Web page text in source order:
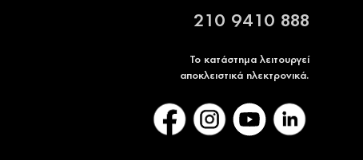
210 9410 888
Το κατάστημα λειτουργεί
αποκλειστικά ηλεκτρονικά.